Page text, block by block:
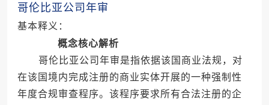
哥伦比亚公司年审
基本释义：
概念核心解析
哥伦比亚公司年审是指依据该国商业法规，对
在该国境内完成注册的商业实体开展的一种强制性
年度合规审查程序。该程序要求所有合法注册的企